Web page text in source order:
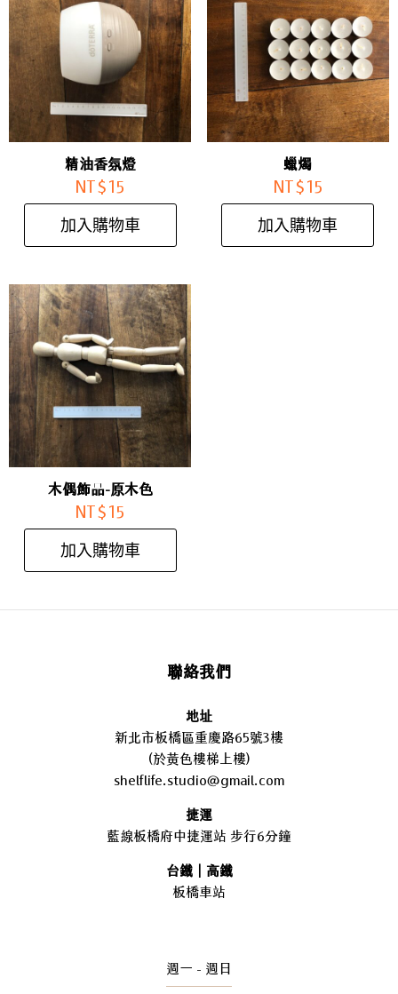
精油香氛燈
NT$ 15
加入購物車
蠟燭
NT$ 15
加入購物車
木偶飾品-原木色
NT$ 15
加入購物車
聯絡我們
地址
新北市板橋區重慶路65號3樓
(於黃色樓梯上樓)
shelflife.studio@gmail.com
捷運
藍線板橋府中捷運站 步行6分鐘
台鐵｜高鐵
板橋車站
週一 - 週日